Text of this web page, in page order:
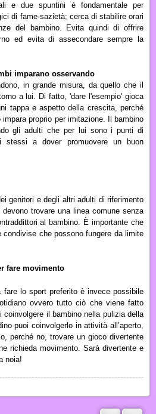
e due spuntini è fondamentale per
di fame-sazietà; cerca di stabilire orari
del bambino. Evita quindi di offrire
ed evita di assecondare sempre la
imparano osservando
in grande misura, da quello che il
a lui. Di fatto, 'dare l'esempio' gioca
tappa e aspetto della crescita, perché
proprio per imitazione.
Il bambino
gli adulti che per lui sono i punti di
stessi a dover promuovere un buon
genitori e degli altri adulti di riferimento
trovare una linea comune senza
al bambino. È importante che
che possono fungere da limite
fare movimento
lo sport preferito è invece possibile
ovvero tuttociò che viene fatto
coinvolgere il bambino nella pulizia della
puoi coinvolgerlo in attività all’aperto,
perché no, trovare un gioco divertente
richieda movimento. Sarà divertente e
noia!